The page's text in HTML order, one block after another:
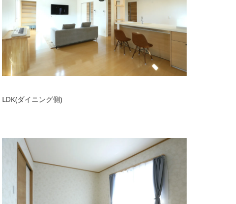
LDK(ダイニング側)